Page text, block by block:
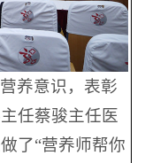
养意识，表彰
任蔡骏主任医
了“营养师帮你